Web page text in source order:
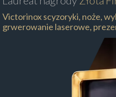
Victorinox scyzoryki, noże,
grwerowanie laserowe,